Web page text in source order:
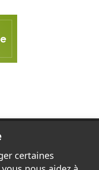
SAGES
5W2
certaines